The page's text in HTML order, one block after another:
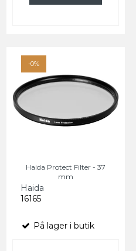
-0%
Haida Protect Filter - 37
mm
Haida
16165
På lager i butik